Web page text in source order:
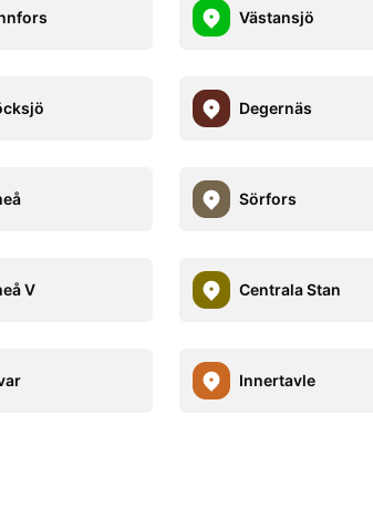
Västansjö
Degernäs
Sörfors
V Centrala Stan
Innertavle